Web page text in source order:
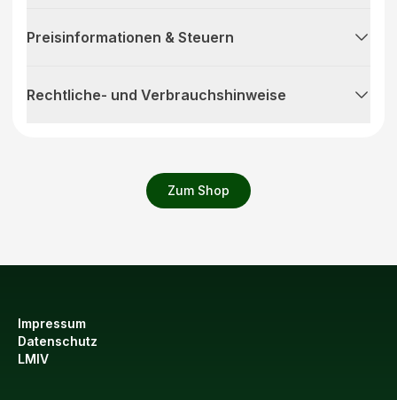
Zum Shop
Preisinformationen & Steuern
Rechtliche- und Verbrauchshinweise
Impressum
Datenschutz
LMIV